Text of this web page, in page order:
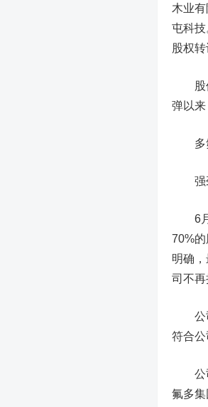
木业
屯科
股权
股价
弹以来
多氟
强劲
6月7
70%
明确
司不再
公司
符合公
公司
氟多